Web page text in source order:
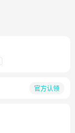
官方认领